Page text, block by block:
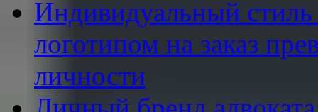
Индивидуальный
логотипом на заказ
личности